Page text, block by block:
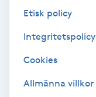
Hot Stone Massage
Hot yoga
Hudföryngring
Etisk policy
Integritetspolicy
Cookies
Allmänna villkor